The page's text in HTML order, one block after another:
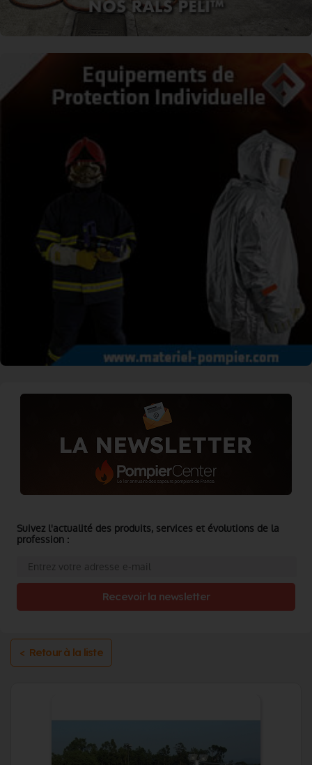
< Retour à la liste
Suivez l'actualité des produits, services et évolutions de la
profession :
Recevoir la newsletter